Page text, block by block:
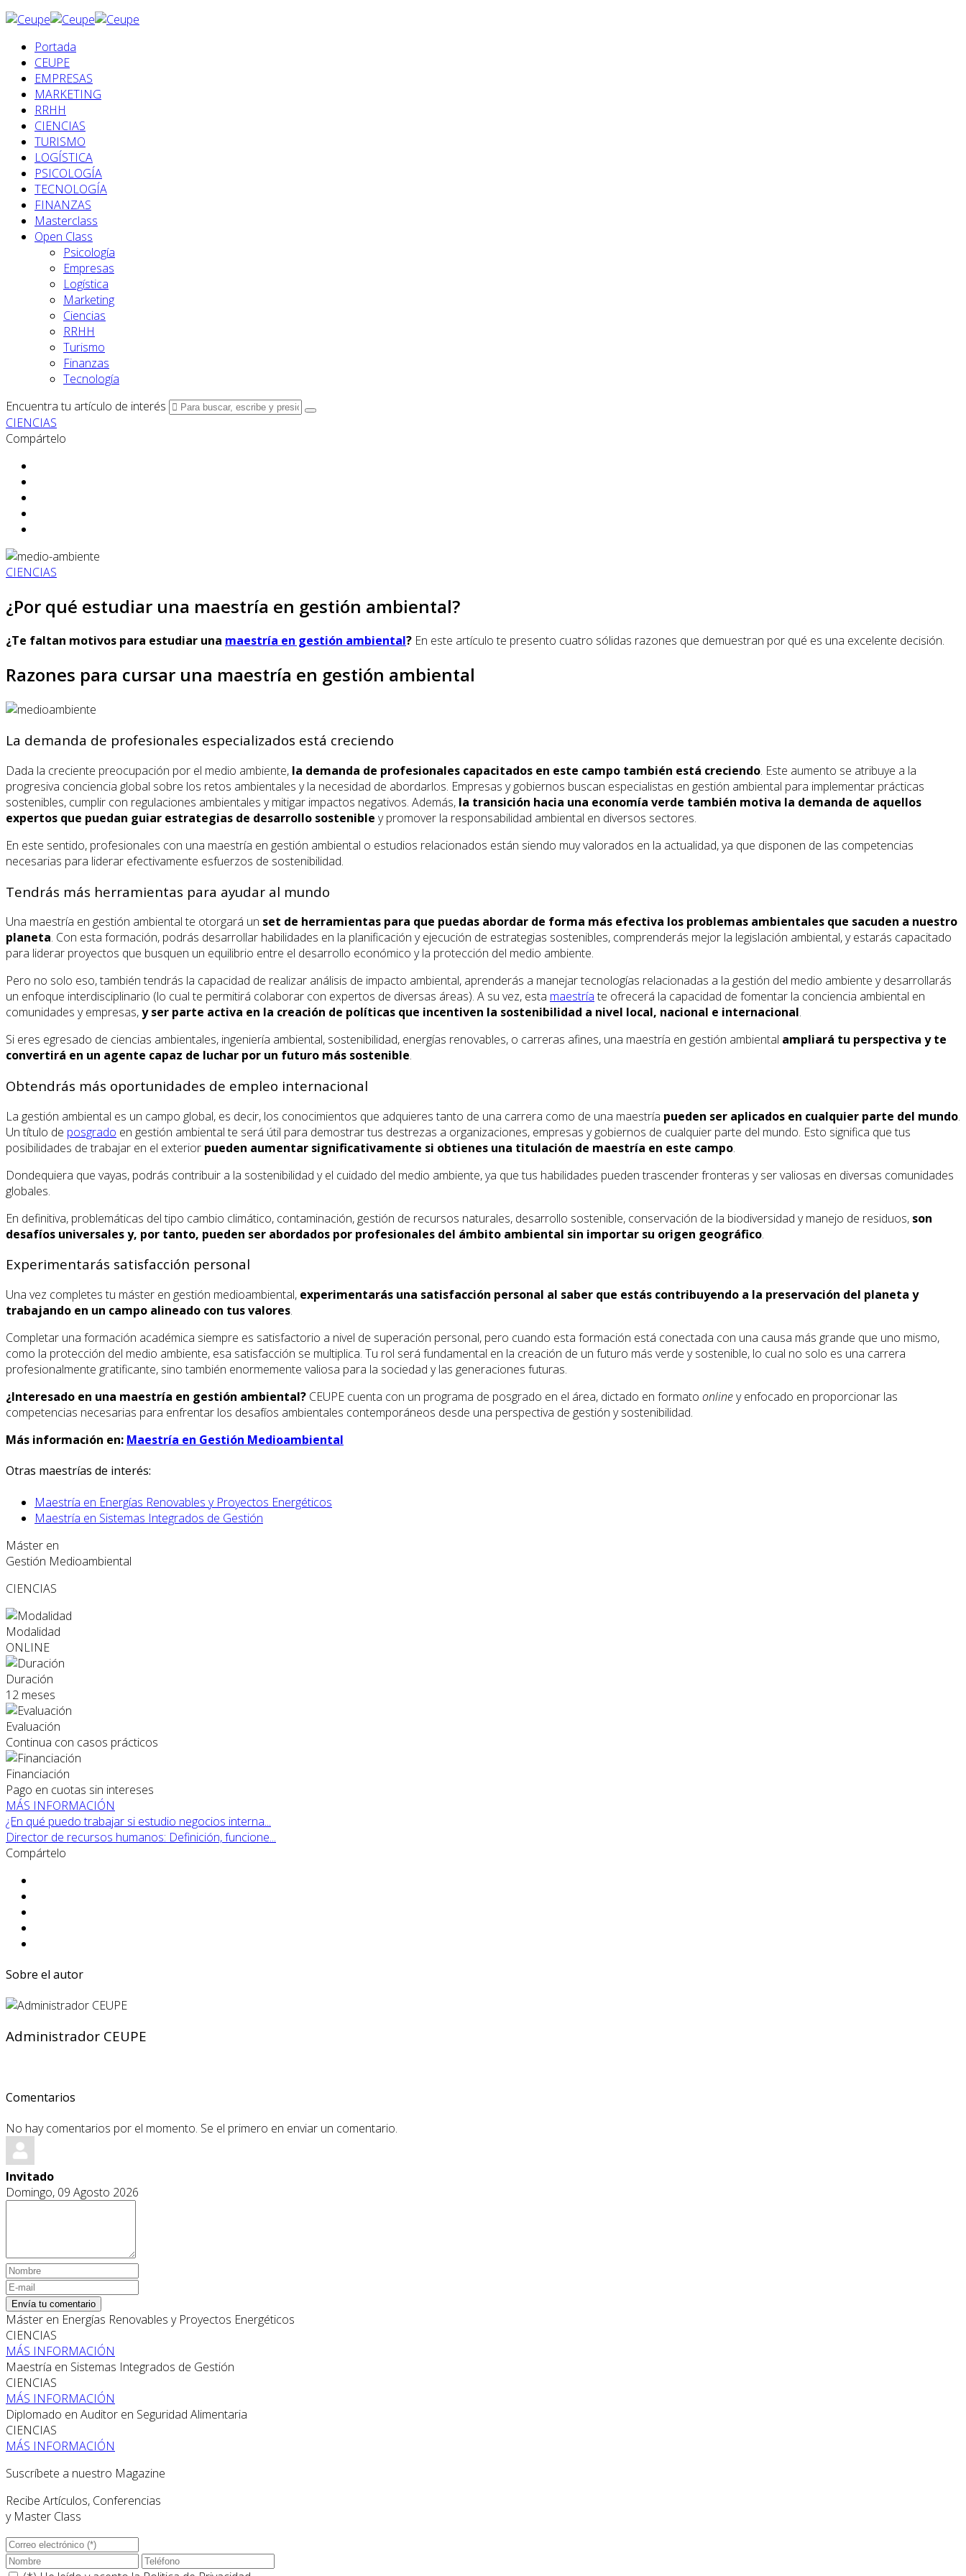
Portada
CEUPE
EMPRESAS
MARKETING
RRHH
CIENCIAS
TURISMO
LOGÍSTICA
PSICOLOGÍA
TECNOLOGÍA
FINANZAS
Masterclass
Open Class
Psicología
Empresas
Logística
Marketing
Ciencias
RRHH
Turismo
Finanzas
Tecnología
Encuentra tu artículo de interés
CIENCIAS
Compártelo
CIENCIAS
¿Por qué estudiar una maestría en gestión ambiental?
¿Te faltan motivos para estudiar una maestría en gestión ambiental? En este artículo te presento cuatro sólidas razones que demuestran por qué es una excelente decisión.
Razones para cursar una maestría en gestión ambiental
La demanda de profesionales especializados está creciendo
Dada la creciente preocupación por el medio ambiente, la demanda de profesionales capacitados en este campo también está creciendo. Este aumento se atribuye a la
progresiva conciencia global sobre los retos ambientales y la necesidad de abordarlos. Empresas y gobiernos buscan especialistas en gestión ambiental para implementar prácticas
sostenibles, cumplir con regulaciones ambientales y mitigar impactos negativos. Además, la transición hacia una economía verde también motiva la demanda de aquellos
expertos que puedan guiar estrategias de desarrollo sostenible y promover la responsabilidad ambiental en diversos sectores.
En este sentido, profesionales con una maestría en gestión ambiental o estudios relacionados están siendo muy valorados en la actualidad, ya que disponen de las competencias
necesarias para liderar efectivamente esfuerzos de sostenibilidad.
Tendrás más herramientas para ayudar al mundo
Una maestría en gestión ambiental te otorgará un set de herramientas para que puedas abordar de forma más efectiva los problemas ambientales que sacuden a nuestro
planeta. Con esta formación, podrás desarrollar habilidades en la planificación y ejecución de estrategias sostenibles, comprenderás mejor la legislación ambiental, y estarás capacitado
para liderar proyectos que busquen un equilibrio entre el desarrollo económico y la protección del medio ambiente.
Pero no solo eso, también tendrás la capacidad de realizar análisis de impacto ambiental, aprenderás a manejar tecnologías relacionadas a la gestión del medio ambiente y desarrollarás
un enfoque interdisciplinario (lo cual te permitirá colaborar con expertos de diversas áreas). A su vez, esta maestríate ofrecerá la capacidad de fomentar la conciencia ambiental en
comunidades y empresas,y ser parte activa en la creación de políticas que incentiven la sostenibilidad a nivel local, nacional e internacional.
Si eres egresado de ciencias ambientales, ingeniería ambiental, sostenibilidad, energías renovables, o carreras afines, una maestría en gestión ambiental ampliará tu perspectiva y te
convertirá en un agente capaz de luchar por un futuro más sostenible.
Obtendrás más oportunidades de empleo internacional
La gestión ambiental es un campo global, es decir, los conocimientos que adquieres tanto de una carrera como de una maestría pueden ser aplicados en cualquier parte del mundo.
Un título de posgrado en gestión ambiental te será útil para demostrar tus destrezas a organizaciones, empresas y gobiernos de cualquier parte del mundo. Esto significa que tus
posibilidades de trabajar en el exterior pueden aumentar significativamente si obtienes una titulación de maestría en este campo.
Dondequiera que vayas, podrás contribuir a la sostenibilidad y el cuidado del medio ambiente, ya que tus habilidades pueden trascender fronteras y ser valiosas en diversas comunidades
globales.
En definitiva, problemáticas del tipo cambio climático, contaminación, gestión de recursos naturales, desarrollo sostenible, conservación de la biodiversidad y manejo de residuos, son
desafíos universales y, por tanto, pueden ser abordados por profesionales del ámbito ambiental sin importar su origen geográfico.
Experimentarás satisfacción personal
Una vez completes tu máster en gestión medioambiental, experimentarás una satisfacción personal al saber que estás contribuyendo a la preservación del planeta y
trabajando en un campo alineado con tus valores.
Completar una formación académica siempre es satisfactorio a nivel de superación personal, pero cuando esta formación está conectada con una causa más grande que uno mismo,
como la protección del medio ambiente, esa satisfacción se multiplica. Tu rol será fundamental en la creación de un futuro más verde y sostenible, lo cual no solo es una carrera
profesionalmente gratificante, sino también enormemente valiosa para la sociedad y las generaciones futuras.
¿Interesado en una maestría en gestión ambiental? CEUPE cuenta con un programa de posgrado en el área, dictado en formato onliney enfocado en proporcionar las
competencias necesarias para enfrentar los desafíos ambientales contemporáneos desde una perspectiva de gestión y sostenibilidad.
Más información en: Maestría en Gestión Medioambiental
Otras maestrías de interés:
Maestría en Energías Renovables y Proyectos Energéticos
Maestría en Sistemas Integrados de Gestión
Máster en
Gestión Medioambiental
CIENCIAS
Modalidad
ONLINE
Duración
12 meses
Evaluación
Continua con casos prácticos
Financiación
Pago en cuotas sin intereses
MÁS INFORMACIÓN
¿En qué puedo trabajar si estudio negocios interna...
Director de recursos humanos: Definición, funcione...
Compártelo
Sobre el autor
Administrador CEUPE
Comentarios
No hay comentarios por el momento. Se el primero en enviar un comentario.
Invitado
Domingo, 09 Agosto 2026
Envía tu comentario
Máster en Energías Renovables y Proyectos Energéticos
CIENCIAS
MÁS INFORMACIÓN
Maestría en Sistemas Integrados de Gestión
CIENCIAS
MÁS INFORMACIÓN
Diplomado en Auditor en Seguridad Alimentaria
CIENCIAS
MÁS INFORMACIÓN
Suscríbete a nuestro Magazine
Recibe Artículos, Conferencias
y Master Class